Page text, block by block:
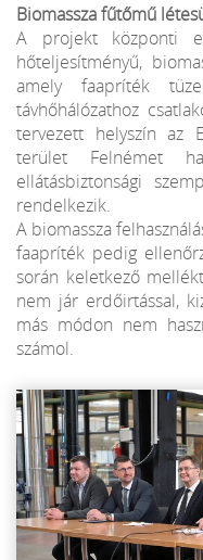
Biomassza fűtőmű
A projekt központi
hőteljesítményű,
amely faapríték
távhőhálózathoz
tervezett helyszín az
terület Felnémet
ellátásbiztonsági
rendelkezik.
A biomassza
faapríték pedig
során keletkező
nem jár erdőirtással,
más módon nem
számol.